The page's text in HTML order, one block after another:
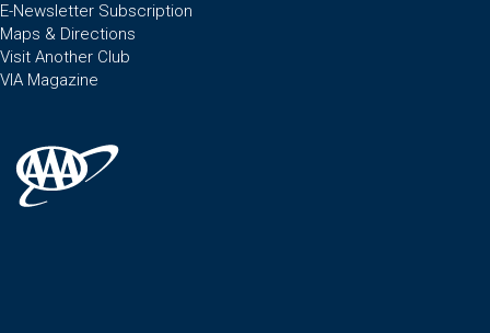
E-Newsletter Subscription
Maps & Directions
Visit Another Club
VIA Magazine